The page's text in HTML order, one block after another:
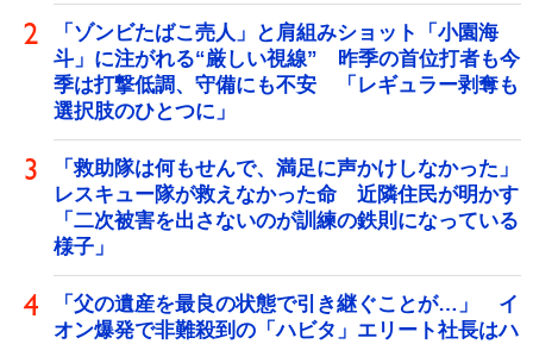
「ゾンビたばこ売人」と肩組みショット「小園海
斗」に注がれる“厳しい視線” 昨季の首位打者も今
季は打撃低調、守備にも不安 「レギュラー剥奪も
選択肢のひとつに」
「救助隊は何もせんで、満足に声かけしなかった」
レスキュー隊が救えなかった命 近隣住民が明かす
「二次被害を出さないのが訓練の鉄則になっている
様子」
「父の遺産を最良の状態で引き継ぐことが…」 イ
オン爆発で非難殺到の「ハビタ」エリート社長はハ